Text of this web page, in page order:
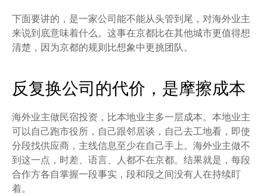
下面要讲的，是一家公司能不能从头管到尾，对海外业主
来说到底意味着什么。这事在京都比在其他城市更值得想
清楚，因为京都的规则比想象中更挑团队。
反复换公司的代价，是摩擦成本
海外业主做民宿投资，比本地业主多一层成本。本地业主
可以自己跑市役所，自己跟邻居谈，自己去工地看，即使
分段找供应商，主线信息至少在自己手上。海外业主做不
到这一点，时差、语言、人都不在京都。结果就是，每段
合作方各自掌握一段事实，段和段之间没有人在持续盯
着。